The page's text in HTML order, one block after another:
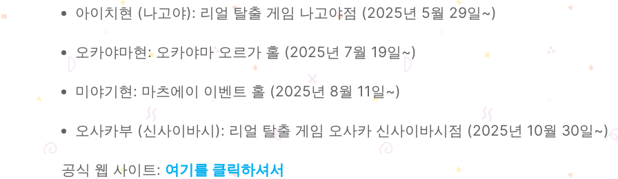
아이치현 (나고야): 리얼 탈출 게임 나고야점 (2025년 5월 29일~)
오카야마현: 오카야마 오르가 홀 (2025년 7월 19일~)
미야기현: 마츠에이 이벤트 홀 (2025년 8월 11일~)
오사카부 (신사이바시): 리얼 탈출 게임 오사카 신사이바시점 (2025년 10월 30일~)
공식 웹 사이트: 여기를 클릭하셔서